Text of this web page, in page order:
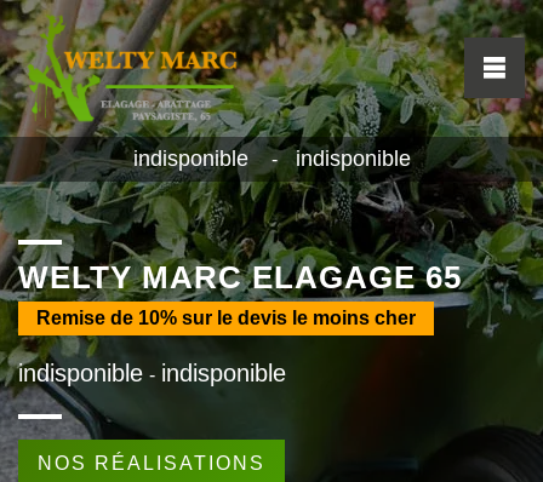
indisponible - indisponible
WELTY MARC ELAGAGE 65
Remise de 10% sur le devis le moins cher
indisponible - indisponible
NOS RÉALISATIONS